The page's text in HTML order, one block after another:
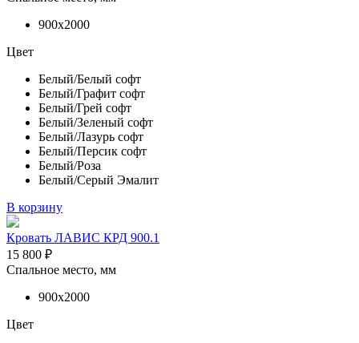
900х2000
Цвет
Белый/Белый софт
Белый/Графит софт
Белый/Грей софт
Белый/Зеленый софт
Белый/Лазурь софт
Белый/Персик софт
Белый/Роза
Белый/Серый Эмалит
В корзину
Кровать ЛАВИС КРД 900.1
15 800 ₽
Спальное место, мм
900х2000
Цвет